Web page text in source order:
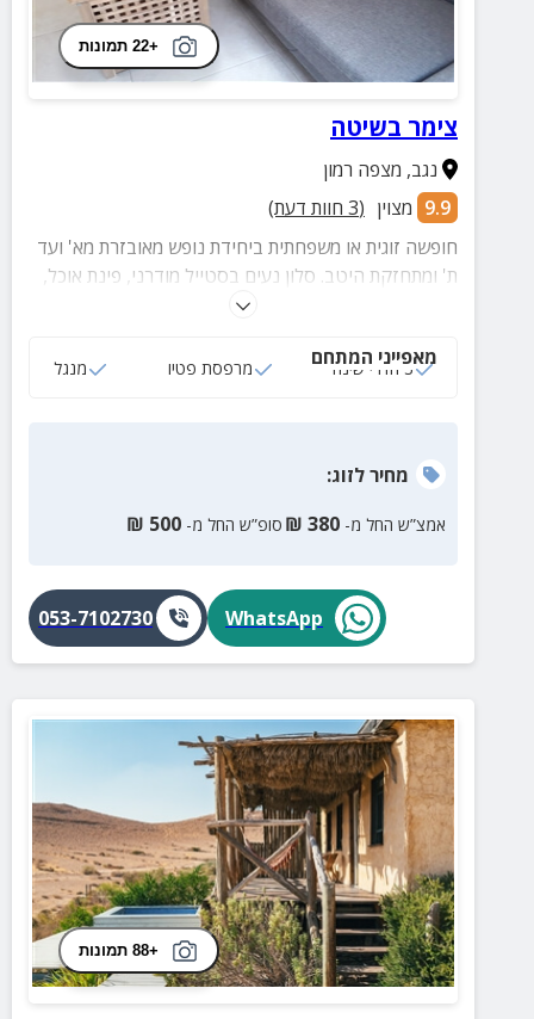
+22 תמונות
צימר בשיטה
נגב, מצפה רמון
9.9 מצוין (
3 חוות דעת)
חופשה זוגית או משפחתית ביחידת נופש מאובזרת מא' ועד
ת' ומתחזקת היטב. סלון נעים בסטייל מודרני, פינת אוכל,
מאפייני המתחם
3 חדרי שינה מרפסת פטיו מנגל
מחירלזוג:
אמצ”ש החל מ- 380
₪ סופ”ש החל מ- 500
₪
WhatsApp
053-7102730
+88 תמונות